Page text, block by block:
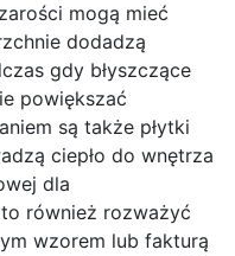
mogą mieć
dodadzą
gdy błyszczące
powiększać
są także płytki
ciepło do wnętrza
dla
również rozważyć
wzorem lub fakturą